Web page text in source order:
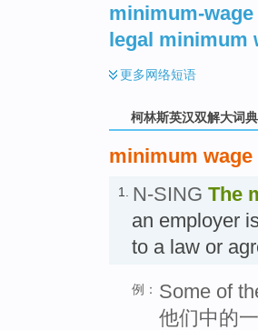
minimum-
legal minimum
更多网络短语
柯林斯英汉双解大词典
minimum wage
1. N-SING The
an employer
to a law or
例： Some of
他们中的